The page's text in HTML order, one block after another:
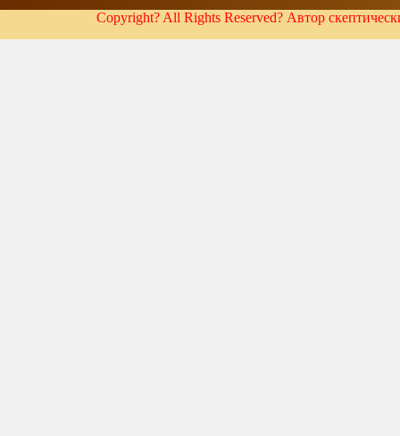
Copyright? All Rights Reserved? Автор